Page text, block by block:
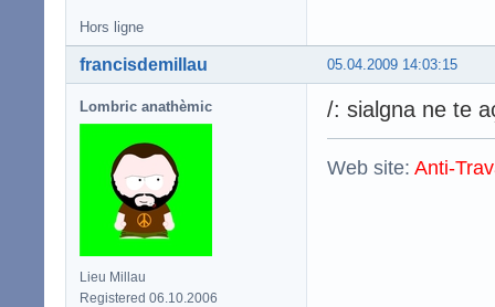
Hors ligne
05.04.2009 14:03:15
francisdemillau
Lombric anathèmic
Lieu Millau
Registered 06.10.2006
/: sialgna ne te
Web site: Anti-